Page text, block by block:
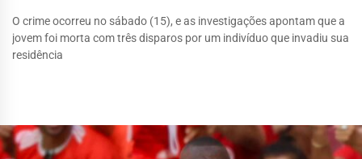
O crime ocorreu no sábado (15), e as investigações apontam que a
jovem foi morta com três disparos por um indivíduo que invadiu sua
residência